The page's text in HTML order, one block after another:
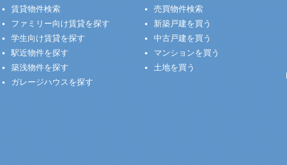
賃貸物件検索
ファミリー向け賃貸を探す
学生向け賃貸を探す
駅近物件を探す
築浅物件を探す
ガレージハウスを探す
売買物件検索
新築戸建を買う
中古戸建を買う
マンションを買う
土地を買う